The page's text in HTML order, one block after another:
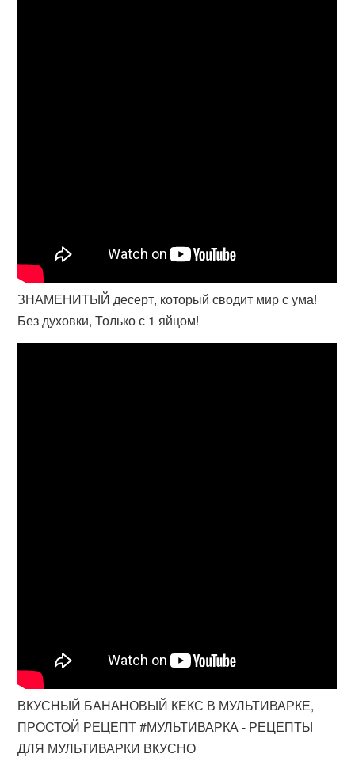
ЗНАМЕНИТЫЙ десерт, который сводит мир с ума!
Без духовки, Только с 1 яйцом!
ВКУСНЫЙ БАНАНОВЫЙ КЕКС В МУЛЬТИВАРКЕ,
ПРОСТОЙ РЕЦЕПТ #МУЛЬТИВАРКА - РЕЦЕПТЫ
ДЛЯ МУЛЬТИВАРКИ ВКУСНО